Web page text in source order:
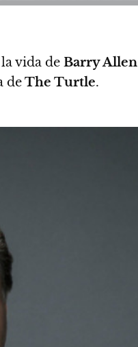
vida de Barry Allen
deThe Turtle.